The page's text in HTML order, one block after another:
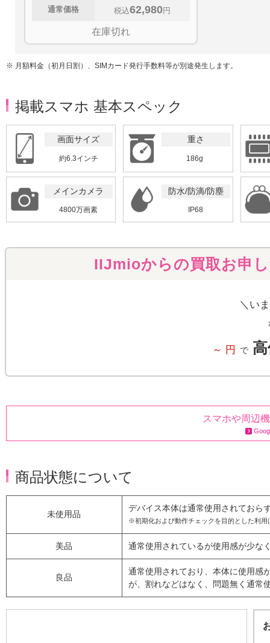
通常価格 税込62,980円
在庫切れ
※ 月額料金（初月日割）、SIMカード発行手数料等が別途発生します。
掲載スマホ 基本スペック
画面サイズ
約6.3インチ
重さ
186g
メインカメラ
4800万画素
防水/防滴/防塵
IP68
IIJmioからの買取お申
＼い
～ 円 で
スマホや周辺
商品状態について
未使用品
デバイス本体は通常使用されておら
※初期化および動作チェックを目的とした利用
美品 通常使用されているが使用感が少な
良品
通常使用されており、本体に使用感
が、割れなどはなく、問題無く通常